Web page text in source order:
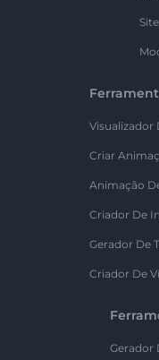
Site
Visualizador
Criar
Animação
Criador De
Gerador De
Criador De
Gerador